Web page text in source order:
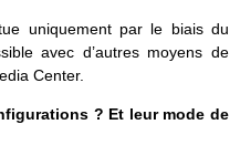
uniquement par le biais du
avec d’autres moyens de
Center.
? Et leur mode de